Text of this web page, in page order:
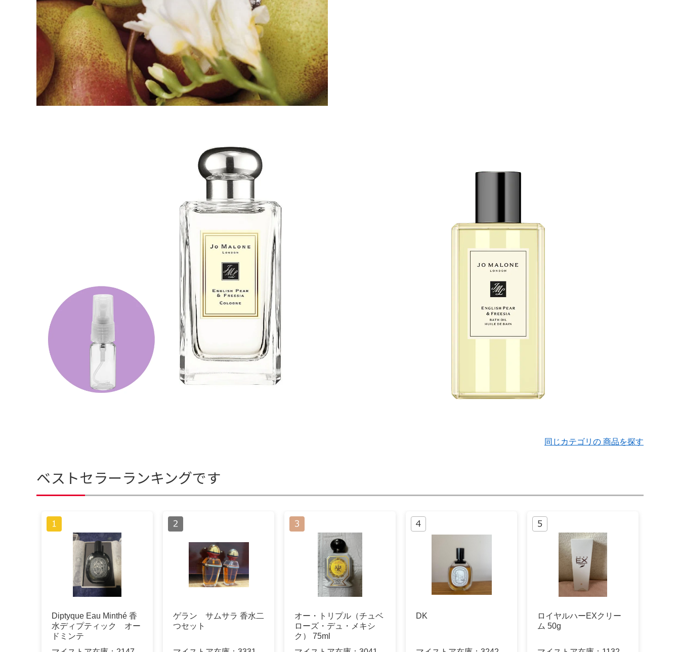
同じカテゴリの 商品を探す
ベストセラーランキングです
Diptyque Eau Minthé 香
水ディプティック オー
ドミンテ
ゲラン サムサラ 香水二
つセット
オー・トリプル（チュベ
ローズ・デュ・メキシ
ク） 75ml
DK
ロイヤルハーEXクリー
ム 50g